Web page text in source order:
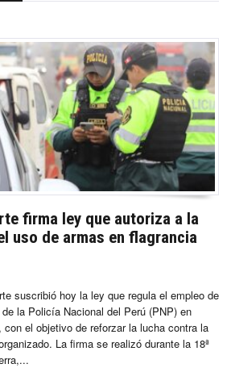
firma ley que autoriza a la
uso de armas en flagrancia
suscribió hoy la ley que regula el empleo de
la Policía Nacional del Perú (PNP) en
el objetivo de reforzar la lucha contra la
La firma se realizó durante la 18ª